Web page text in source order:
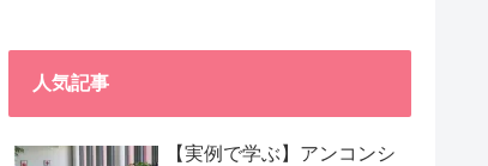
人気記事
【実例で学ぶ】アンコンシ